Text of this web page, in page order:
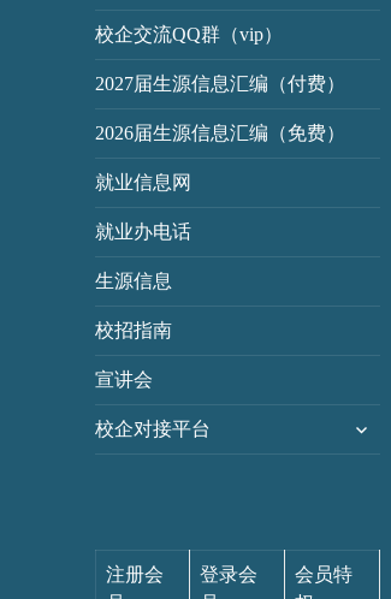
校企交流QQ群（vip）
2027届生源信息汇编（付费）
2026届生源信息汇编（免费）
就业信息网
就业办电话
生源信息
校招指南
宣讲会
校企对接平台
注册会
登录会
会员特